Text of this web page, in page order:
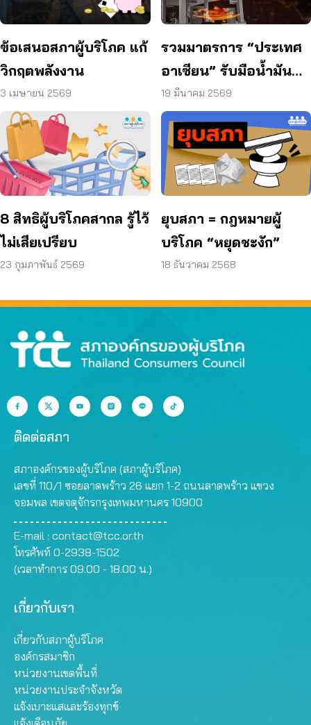
ข้อเสนอสภาผู้บริโภค แก้
วิกฤตพลังงาน
3 เมษายน 2569
รวมมาตรการ “ประเทศ
อาเซียน” รับมือน้ำมัน
แพง
19 มีนาคม 2569
8 สิทธิผู้บริโภคสากล รู้ไว้
ไม่เสียเปรียบ
23 กุมภาพันธ์ 2569
ยุบสภา = กฎหมายผู้
บริโภค “หยุดชะงัก”
18 ธันวาคม 2568
ติดต่อสภา
สภาองค์กรของผู้บริโภค (สภาผู้บริโภค)
เลขที่ 110/1 ซอยลาดพร้าว 26 แยก 1-2 ถนนลาดพร้าว แขวง
จอมพล เขตจตุจักรกรุงเทพมหานคร 10900
E-mail : contact@tcc.or.th
โทรศัพท์ 0-2938-1502
(เวลาทำการ 09.00 - 18.00 น.)
เกี่ยวกับเรา
เกี่ยวกับสภาผู้บริโภค
องค์กรสมาชิก
หน่วยงานเขตพื้นที่
หน่วยงานประจำจังหวัด
แจ้งเบาะแสและร้องทุกข์